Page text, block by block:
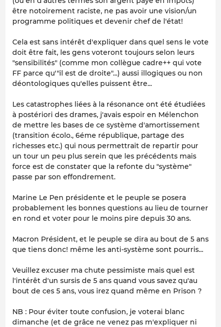
être notoirement raciste, ne pas avoir une vision/un
programme politiques et devenir chef de l'état!
Cela est sans intérêt d'expliquer dans quel sens le vote
doit être fait, les gens voteront toujours selon leurs
"sensibilités" (comme mon collègue cadre++ qui vote
FF parce qu'"il est de droite"...) aussi illogiques ou non
déontologiques qu'elles puissent être...
Les catastrophes liées à la résonance ont été étudiées
à postériori des drames, j'avais espoir en Mélenchon
de mettre les bases de ce système d'amortissement
(transition écolo., 6éme république, partage des
richesses etc.) qui nous permettrait de repartir pour
un tour un peu plus serein que les précédents mais
force est de constater que la refonte du "système"
passe par son effondrement.
Marine Le Pen présidente et le peuple se posera
probablement les bonnes questions au lieu de tourner
en rond et voter pour le moins pire depuis 30 ans.
Macron Président, et le peuple se dira au bout de 5 ans
que tiens donc! même les anti-système sont pourris...
Veuillez excuser ma chute pessimiste mais quel est
l'intérêt d'un sursis de 5 ans quand vous savez qu'au
bout de ces 5 ans, vous irez quand même en Prison ?
NB : Pour éviter toute confusion, je voterai blanc
dimanche (et de grâce ne venez pas m'expliquer ni